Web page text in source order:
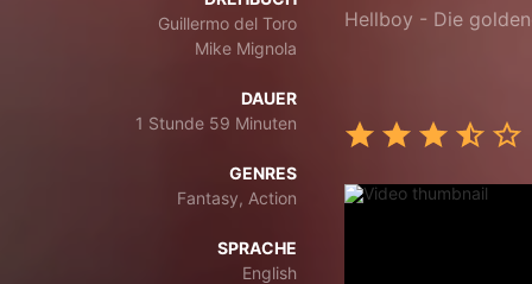
Guillermo del Toro
Mike Mignola
DAUER
1 Stunde 59 Minuten
GENRES
Fantasy, Action
SPRACHE
English
Hellboy - Die